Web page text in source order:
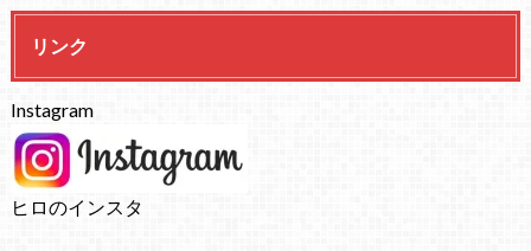
リンク
Instagram
ヒロのインスタ